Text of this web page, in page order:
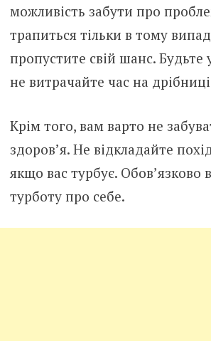
можливість забути про
трапиться тільки в тому
пропустите свій шанс.
не витрачайте час на
Крім того, вам варто не
здоров’я. Не відкладайте
якщо вас турбує. Обов’язково
турботу про себе.